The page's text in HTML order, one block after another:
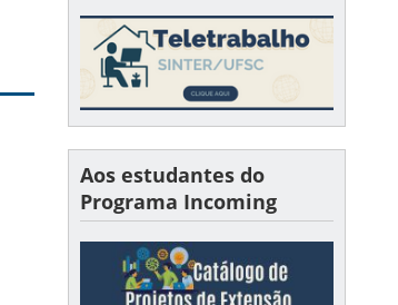
Aos estudantes do
Programa Incoming